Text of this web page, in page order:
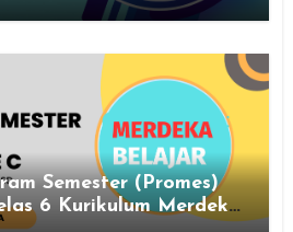
Semester (Promes)
6 Kurikulum Merdeka